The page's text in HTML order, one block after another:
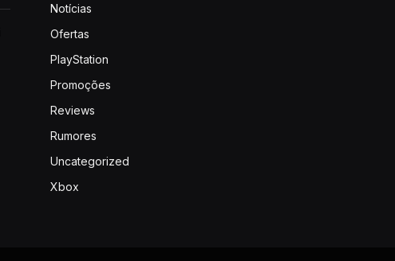
Notícias
Ofertas
PlayStation
Promoções
Reviews
Rumores
Uncategorized
Xbox